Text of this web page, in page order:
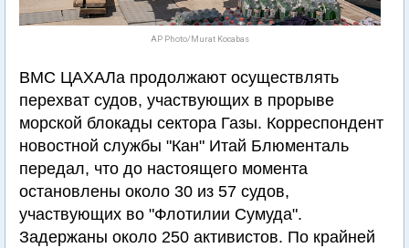
AP Photo/Murat Kocabas
ВМС ЦАХАЛа продолжают осуществлять
перехват судов, участвующих в прорыве
морской блокады сектора Газы. Корреспондент
новостной службы "Кан" Итай Блюменталь
передал, что до настоящего момента
остановлены около 30 из 57 судов,
участвующих во "Флотилии Сумуда".
Задержаны около 250 активистов. По крайней